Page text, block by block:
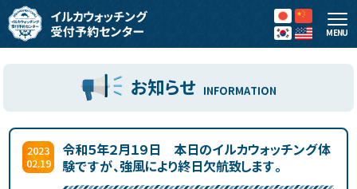
MENU
お知らせ INFORMATION
2023
02.19
令和５年２月１９日 本日のイルカウォッチング体
験ですが、強風により終日欠航致します。